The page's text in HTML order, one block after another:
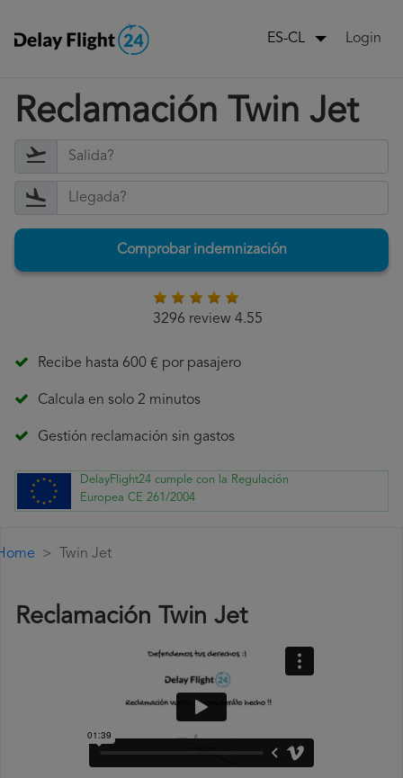
ES-CL Login
Reclamación Twin Jet
Comprobar indemnización
3296 review 4.55
Recibe hasta 600 € por pasajero
Calcula en solo 2 minutos
Gestión reclamación sin gastos
DelayFlight24 cumple con la Regulación
Europea CE 261/2004
Twin Jet
Reclamación Twin Jet